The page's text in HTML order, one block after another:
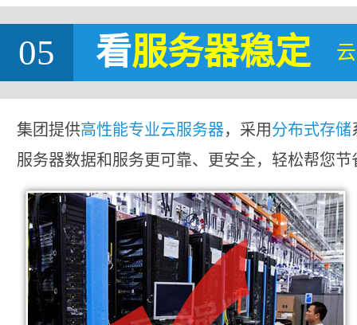
05 看服务器稳定
集团提供高性能专业云服务器，采用分布式存储
服务器数据和服务更可靠、更安全，轻松帮您节